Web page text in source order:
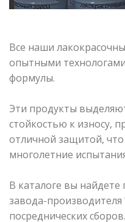
Все наши
опытными
формулы.
Эти продукты
стойкостью к износу,
отличной защитой,
многолетние
В каталоге вы
завода-
посреднических сборов.